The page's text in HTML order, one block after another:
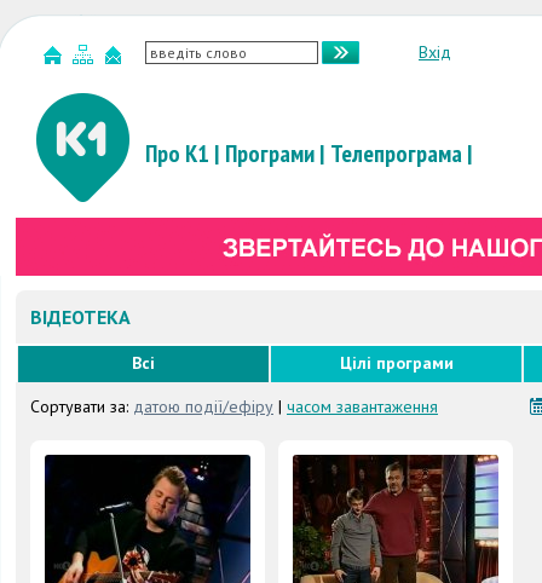
Вхід
Про К1 | Програми| Телепрограма|
ВІДЕОТЕКА
Всі
Цілі програми
Сортувати за: датою події/ефіру | часом завантаження